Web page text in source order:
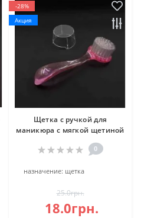
-28%
Акция
Щетка с ручкой для
маникюра с мягкой щетиной
0
назначение: щетка
25.0грн.
18.0грн.